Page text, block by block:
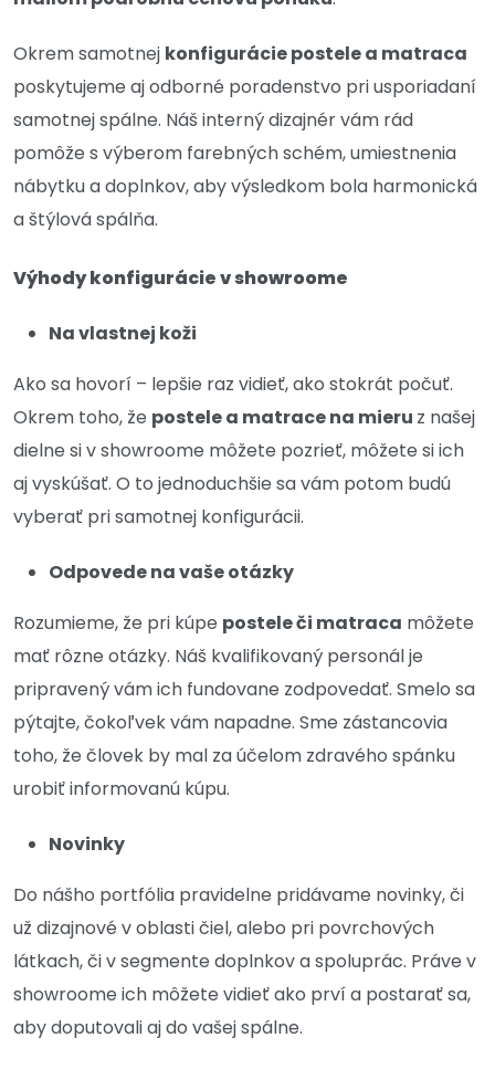
Okrem samotnej konfigurácie postele a matraca
poskytujeme aj odborné poradenstvo pri usporiadaní
samotnej spálne. Náš interný dizajnér vám rád
pomôže s výberom farebných schém, umiestnenia
nábytku a doplnkov, aby výsledkom bola harmonická
a štýlová spálňa.
Výhody konfigurácie v showroome
Na vlastnej koži
Ako sa hovorí – lepšie raz vidieť, ako stokrát počuť.
Okrem toho, že postele a matrace na mieru z našej
dielne si v showroome môžete pozrieť, môžete si ich
aj vyskúšať. O to jednoduchšie sa vám potom budú
vyberať pri samotnej konfigurácii.
Odpovede na vaše otázky
Rozumieme, že pri kúpe postele či matraca môžete
mať rôzne otázky. Náš kvalifikovaný personál je
pripravený vám ich fundovane zodpovedať. Smelo sa
pýtajte, čokoľvek vám napadne. Sme zástancovia
toho, že človek by mal za účelom zdravého spánku
urobiť informovanú kúpu.
Novinky
Do nášho portfólia pravidelne pridávame novinky, či
už dizajnové v oblasti čiel, alebo pri povrchových
látkach, či v segmente doplnkov a spoluprác. Práve v
showroome ich môžete vidieť ako prví a postarať sa,
aby doputovali aj do vašej spálne.